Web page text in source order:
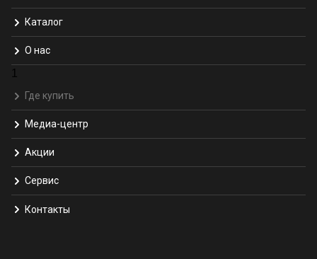
Каталог
О нас
1
Где купить
Медиа-центр
Акции
Сервис
Контакты